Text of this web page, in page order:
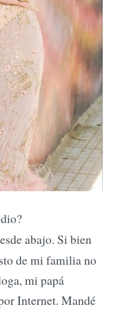
abajo. Si bien
de mi familia no
mi papá
Internet. Mandé